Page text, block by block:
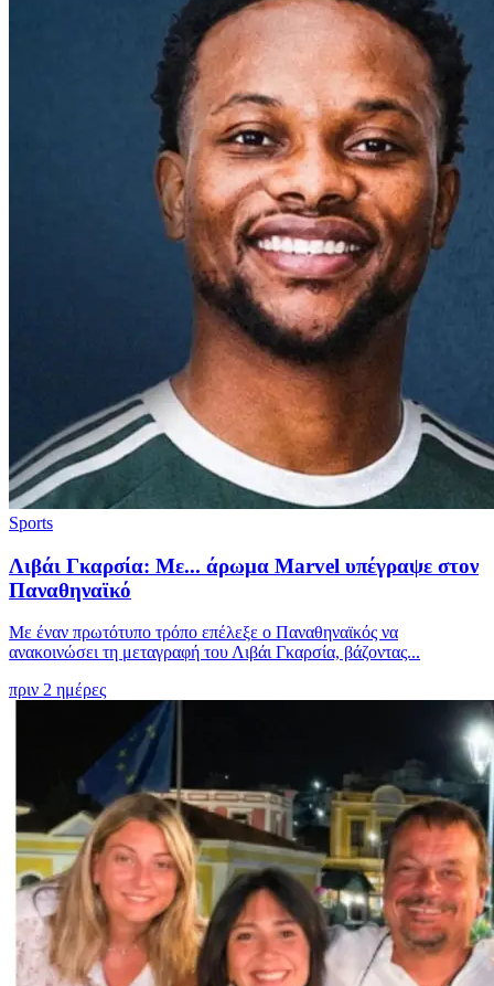
Sports
Λιβάι Γκαρσία: Με... άρωμα Marvel υπέγραψε στον
Παναθηναϊκό
Με έναν πρωτότυπο τρόπο επέλεξε ο Παναθηναϊκός να
ανακοινώσει τη μεταγραφή του Λιβάι Γκαρσία, βάζοντας...
πριν 2 ημέρες